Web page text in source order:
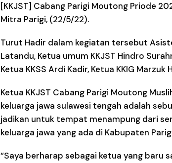
[KKJST] Cabang Parigi Moutong Priode
Mitra Parigi, (22/5/22).
Turut Hadir dalam kegiatan tersebut
Latandu, Ketua umum KKJST Hindro
Ketua KKSS Ardi Kadir, Ketua KKIG Marzuk
Ketua KKJST Cabang Parigi Moutong
keluarga jawa sulawesi tengah adalah
jadikan untuk tempat menampung dari
keluarga jawa yang ada di Kabupaten
“Saya berharap sebagai ketua yang baru